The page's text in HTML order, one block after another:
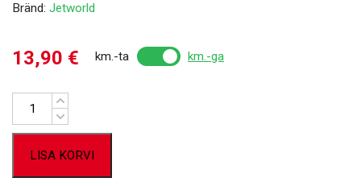
Bränd: Jetworld
13,90 € km.-ta km.-ga
Kogus
LISA KORVI